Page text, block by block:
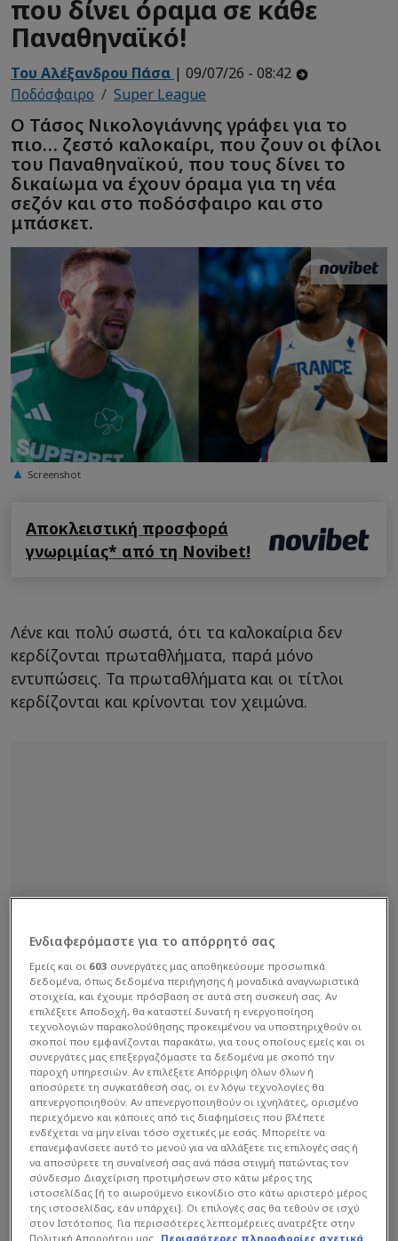
που δίνει όραμα σε κάθε
Παναθηναϊκό!
Του Αλέξανδρου Πάσα | 09/07/26 - 08:42
Ποδόσφαιρο
Super League
Ο Τάσος Νικολογιάννης γράφει για το
πιο… ζεστό καλοκαίρι, που ζουν οι φίλοι
του Παναθηναϊκού, που τους δίνει το
δικαίωμα να έχουν όραμα για τη νέα
σεζόν και στο ποδόσφαιρο και στο
μπάσκετ.
Screenshot
Αποκλειστική προσφορά
γνωριμίας* από τη Novibet!
Λένε και πολύ σωστά, ότι τα καλοκαίρια δεν
κερδίζονται πρωταθλήματα, παρά μόνο
εντυπώσεις. Τα πρωταθλήματα και οι τίτλοι
κερδίζονται και κρίνονται τον χειμώνα.
Ενδιαφερόμαστε για το απόρρητό σας
Εμείς και οι 603 συνεργάτες μας αποθηκεύουμε προσωπικά
δεδομένα, όπως δεδομένα περιήγησης ή μοναδικά αναγνωριστικά
στοιχεία, και έχουμε πρόσβαση σε αυτά στη συσκευή σας. Αν
επιλέξετε Αποδοχή, θα καταστεί δυνατή η ενεργοποίηση
τεχνολογιών παρακολούθησης προκειμένου να υποστηριχθούν οι
σκοποί που εμφανίζονται παρακάτω, για τους οποίους εμείς και οι
συνεργάτες μας επεξεργαζόμαστε τα δεδομένα με σκοπό την
παροχή υπηρεσιών. Αν επιλέξετε Απόρριψη όλων όλων ή
αποσύρετε τη συγκατάθεσή σας, οι εν λόγω τεχνολογίες θα
απενεργοποιηθούν. Αν απενεργοποιηθούν οι ιχνηλάτες, ορισμένο
περιεχόμενο και κάποιες από τις διαφημίσεις που βλέπετε
ενδέχεται να μην είναι τόσο σχετικές με εσάς. Μπορείτε να
επανεμφανίσετε αυτό το μενού για να αλλάξετε τις επιλογές σας ή
να αποσύρετε τη συναίνεσή σας ανά πάσα στιγμή πατώντας τον
σύνδεσμο Διαχείριση προτιμήσεων στο κάτω μέρος της
ιστοσελίδας [ή το αιωρούμενο εικονίδιο στο κάτω αριστερό μέρος
της ιστοσελίδας, εάν υπάρχει]. Οι επιλογές σας θα τεθούν σε ισχύ
στον Ιστότοπος. Για περισσότερες λεπτομέρειες ανατρέξτε στην
Πολιτική Απορρήτου μας. Περισσότερες πληροφορίες σχετικά